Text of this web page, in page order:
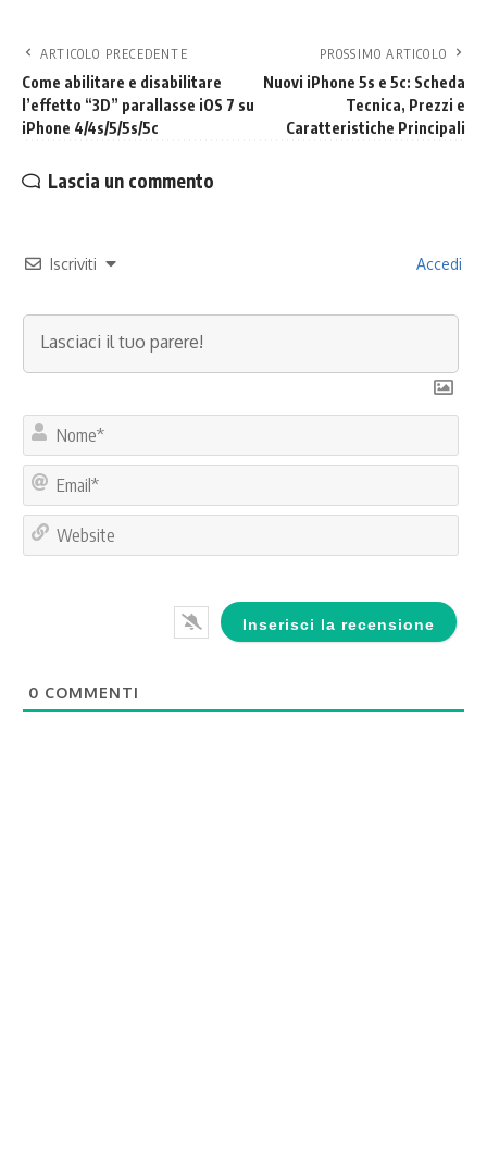
ARTICOLO PRECEDENTE
Come abilitare e disabilitare
l’effetto “3D” parallasse iOS 7 su
iPhone 4/4s/5/5s/5c
PROSSIMO ARTICOLO
Nuovi iPhone 5s e 5c: Scheda
Tecnica, Prezzi e
Caratteristiche Principali
Lascia un commento
Iscriviti Accedi
0 COMMENTI